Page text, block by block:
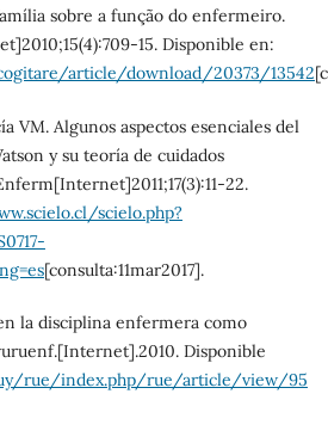
sobre a função do enfermeiro.
15. Disponible en:
article/download/20373/13542
VM. Algunos aspectos esenciales del
y su teoría de cuidados
22.
scielo.php?
[consulta:11mar2017].
la disciplina enfermera como
Disponible
rue/index.php/rue/article/view/95